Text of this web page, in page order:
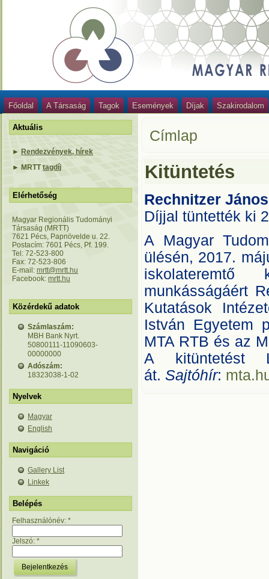
Főoldal A Társaság Tagok Események Díjak Szakirodalom
Aktuális
► Rendezvények, hírek
► MRTTtagdíj
Elérhetőség
Magyar Regionális Tudományi
Társaság (MRTT)
7621 Pécs, Papnövelde u. 22.
Postacím: 7601 Pécs, Pf. 199.
Tel: 72-523-800
Fax: 72-523-806
E-mail: mrtt@mrtt.hu
Facebook: mrtt.hu
Közérdekű adatok
Számlaszám:
MBH Bank Nyrt.
50800111-11090603-
00000000
Adószám:
18323038-1-02
Nyelvek
Magyar
English
Navigáció
Gallery List
Linkek
Belépés
Felhasználónév: *
Jelszó: *
Címlap
Kitüntetés
Rechnitzer János
Díjjal tüntették ki
A Magyar
ülésén, 2017.
iskolateremtő
munkásságáért
Kutatások
István Egyetem
MTA RTB és az
A kitüntetést
át. Sajtóhír: